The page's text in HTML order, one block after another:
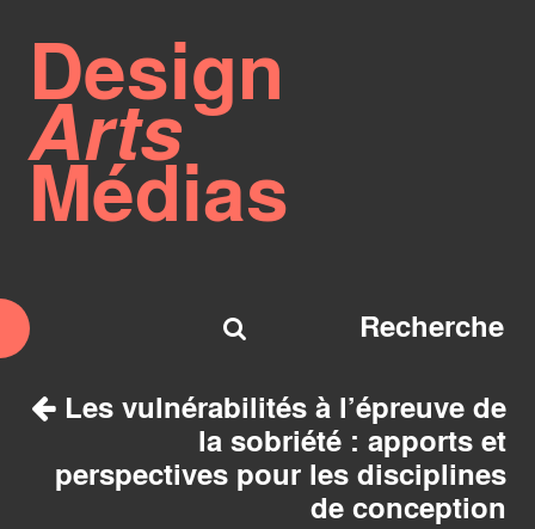
Design
Arts
Médias
Les vulnérabilités à l’épreuve de
la sobriété : apports et
perspectives pour les disciplines
de conception